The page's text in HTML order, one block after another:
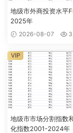
地级市外商投资水平
2025年
2026-08-07
地级市市场分割指数
化指数2001-2024年
VIP